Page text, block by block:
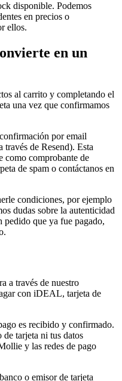
disponible. Podemos
en precios o
ellos.
en un
al carrito y completando el
una vez que confirmamos
por email
través de Resend). Esta
como comprobante de
de spam o contáctanos en
condiciones, por ejemplo
dudas sobre la autenticidad
que ya fue pagado,
a través de nuestro
con iDEAL, tarjeta de
es recibido y confirmado.
tarjeta ni tus datos
y las redes de pago
o emisor de tarjeta